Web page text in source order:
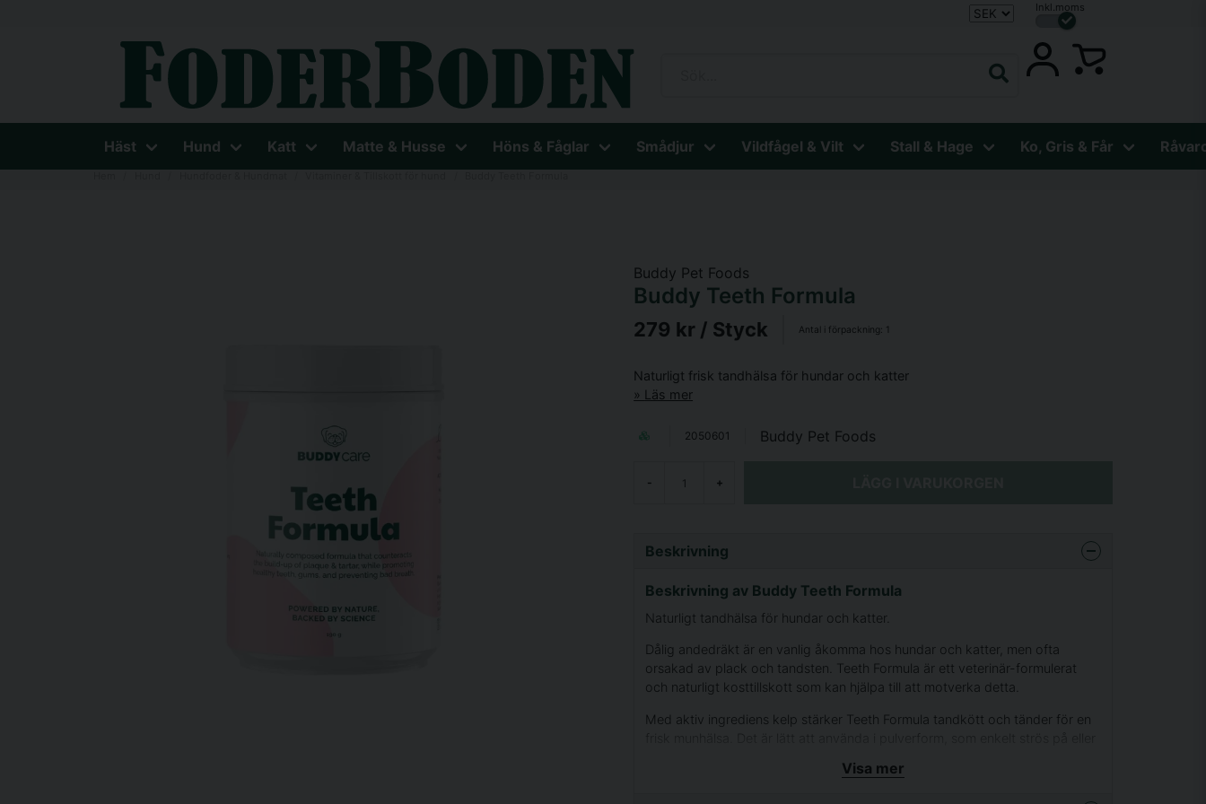
Inkl.moms
Häst Hund Katt Matte & Husse Höns & Fåglar Smådjur Vildfågel & Vilt Stall & Hage Ko, Gris & Får
Buddy Pet Foods
Buddy Teeth Formula
279 kr / Styck Antal i förpackning: 1
Naturligt frisk tandhälsa för hundar och katter
Läs mer
2050601 Buddy Pet Foods
- +
Beskrivning
Beskrivning av Buddy Teeth Formula
Naturligt tandhälsa för hundar och katter.
Dålig andedräkt är en vanlig åkomma hos hundar och katter, men ofta
orsakad av plack och tandsten. Teeth Formula är ett veterinär-formulerat
och naturligt kosttillskott som kan hjälpa till att motverka detta.
Med aktiv ingrediens kelp stärker Teeth Formula tandkött och tänder för en
Visa mer